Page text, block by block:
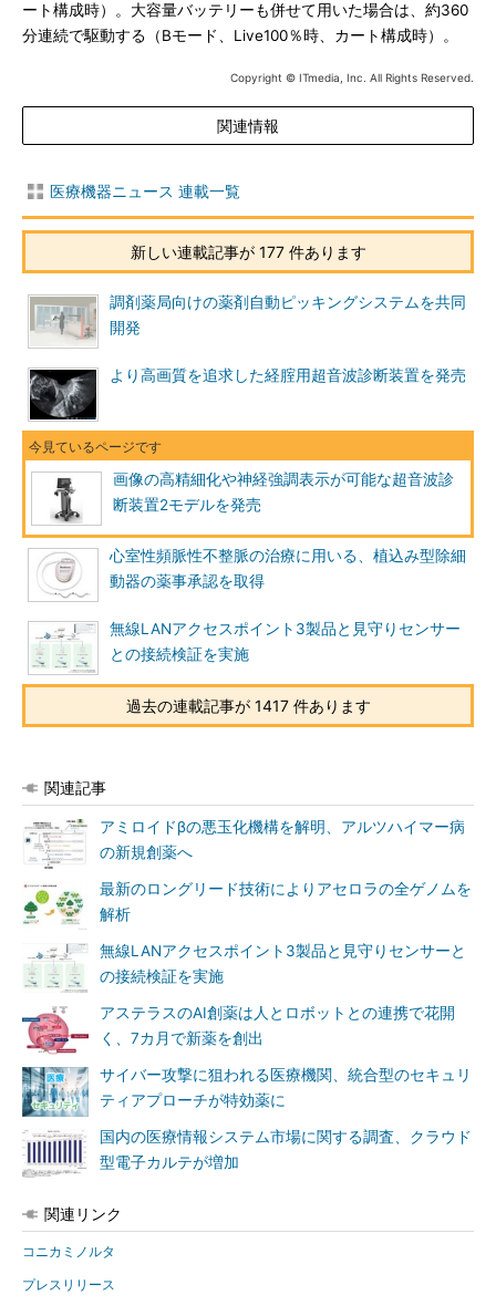
ート構成時）。大容量バッテリーも併せて用いた場合は、約360
分連続で駆動する（Bモード、Live100％時、カート構成時）。
Copyright © ITmedia, Inc. All Rights Reserved.
関連情報
医療機器ニュース 連載一覧
新しい連載記事が 177 件あります
調剤薬局向けの薬剤自動ピッキングシステムを共同
開発
より高画質を追求した経腟用超音波診断装置を発売
画像の高精細化や神経強調表示が可能な超音波診
断装置2モデルを発売
心室性頻脈性不整脈の治療に用いる、植込み型除細
動器の薬事承認を取得
無線LANアクセスポイント3製品と見守りセンサー
との接続検証を実施
過去の連載記事が 1417 件あります
関連記事
アミロイドβの悪玉化機構を解明、アルツハイマー病
の新規創薬へ
最新のロングリード技術によりアセロラの全ゲノムを
解析
無線LANアクセスポイント3製品と見守りセンサーと
の接続検証を実施
アステラスのAI創薬は人とロボットとの連携で花開
く、7カ月で新薬を創出
サイバー攻撃に狙われる医療機関、統合型のセキュリ
ティアプローチが特効薬に
国内の医療情報システム市場に関する調査、クラウド
型電子カルテが増加
関連リンク
コニカミノルタ
プレスリリース